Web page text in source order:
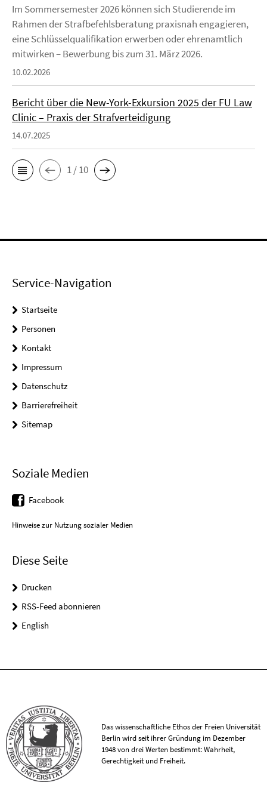
Im Sommersemester 2026 können sich Studierende im
Rahmen der Strafbefehlsberatung praxisnah engagieren,
eine Schlüsselqualifikation erwerben oder ehrenamtlich
mitwirken – Bewerbung bis zum 31. März 2026.
10.02.2026
Bericht über die New-York-Exkursion 2025 der FU Law
Clinic – Praxis der Strafverteidigung
14.07.2025
1 / 10
Service-Navigation
Startseite
Personen
Kontakt
Impressum
Datenschutz
Barrierefreiheit
Sitemap
Soziale Medien
Facebook
Hinweise zur Nutzung sozialer Medien
Diese Seite
Drucken
RSS-Feed abonnieren
English
Das wissenschaftliche Ethos der Freien Universität
Berlin wird seit ihrer Gründung im Dezember
1948 von drei Werten bestimmt: Wahrheit,
Gerechtigkeit und Freiheit.